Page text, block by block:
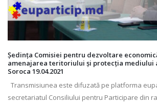
Ședința Comisiei pentru dezvoltare
amenajarea teritoriului și protecția mediului
Soroca 19.04.2021
Transmisiunea este difuzată pe platforma
secretariatul Consiliului pentru Participare din